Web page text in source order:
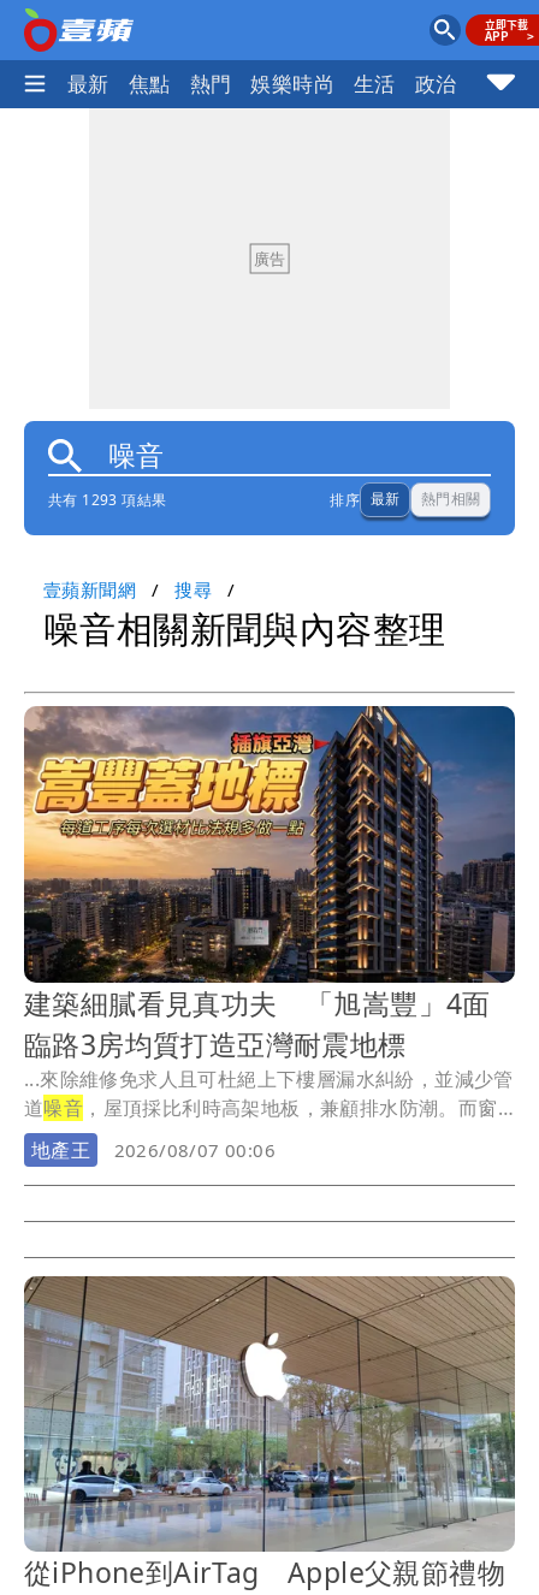
最新 焦點 熱門 娛樂時尚 生活 政治 社會
共有 1293 項結果 排序 最新 熱門相關
壹蘋新聞網 搜尋
噪音相關新聞與內容整理
建築細膩看見真功夫 「旭嵩豐」4面
臨路3房均質打造亞灣耐震地標
...來除維修免求人且可杜絕上下樓層漏水糾紛，並減少管
道噪音 ，屋頂採比利時高架地板，兼顧排水防潮。而窗
框壁...
地產王 2026/08/07 00:06
從iPhone到AirTag Apple父親節禮物